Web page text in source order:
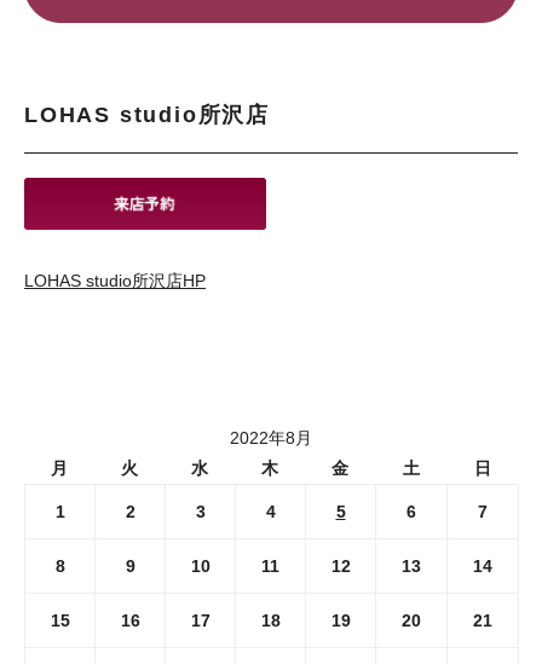
LOHAS studio所沢店
LOHAS studio所沢店HP
2022年8月
月
火 水 木 金 土 日
1 2 3 4 5 6 7
8 9 10 11 12 13 14
15 16 17 18 19 20 21